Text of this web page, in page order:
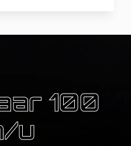
100
u